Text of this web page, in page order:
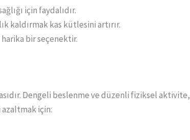
için faydalıdır.
kaldırmak kas kütlesini artırır.
bir seçenektir.
Dengeli beslenme ve düzenli fiziksel aktivite,
azaltmak için: